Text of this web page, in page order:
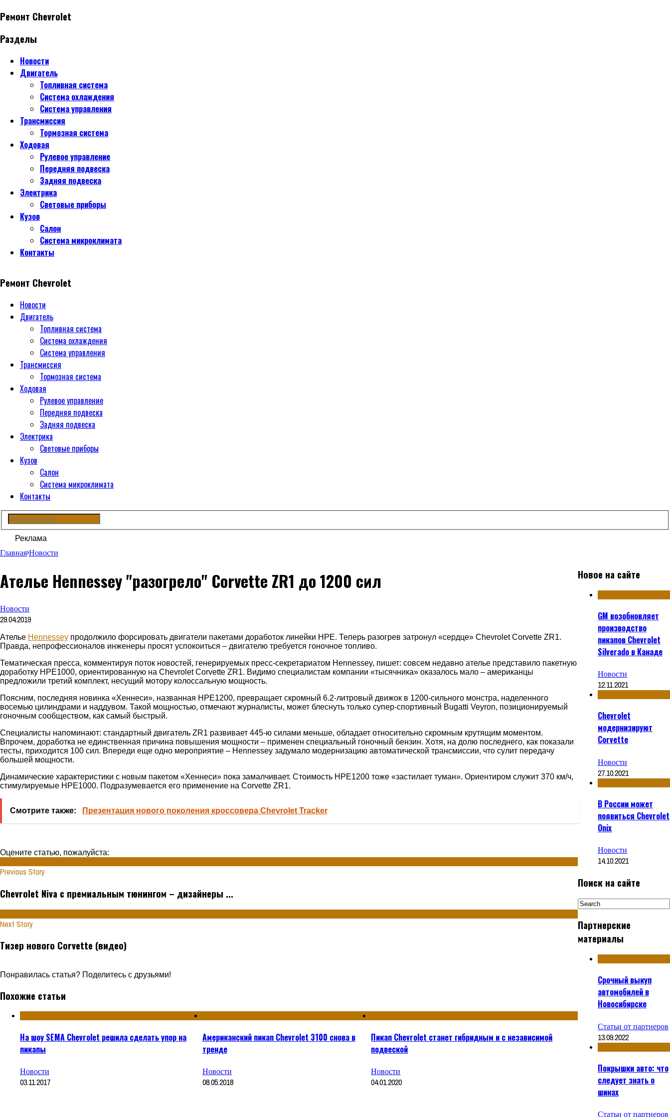
Ремонт Chevrolet
Разделы
Новости
Двигатель
Топливная система
Система охлаждения
Система управления
Трансмиссия
Тормозная система
Ходовая
Рулевое управление
Передняя подвеска
Задняя подвеска
Электрика
Световые приборы
Кузов
Салон
Система микроклимата
Контакты
Ремонт Chevrolet
Новости
Двигатель
Топливная система
Система охлаждения
Система управления
Трансмиссия
Тормозная система
Ходовая
Рулевое управление
Передняя подвеска
Задняя подвеска
Электрика
Световые приборы
Кузов
Салон
Система микроклимата
Контакты
Реклама
Главная›Новости
Ателье Hennessey "разогрело" Corvette ZR1 до 1200 сил
Новости
29.04.2019
Ателье Hennessey продолжило форсировать двигатели пакетами доработок линейки HPE. Теперь разогрев затронул «сердце» Chevrolet Corvette ZR1.
Правда, непрофессионалов инженеры просят успокоиться – двигателю требуется гоночное топливо.
Тематическая пресса, комментируя поток новостей, генерируемых пресс-секретариатом Hennessey, пишет: совсем недавно ателье представило пакетную
доработку HPE1000, ориентированную на Chevrolet Corvette ZR1. Видимо специалистам компании «тысячника» оказалось мало – американцы
предложили третий комплект, несущий мотору колоссальную мощность.
Поясним, последняя новинка «Хеннеси», названная HPE1200, превращает скромный 6.2-литровый движок в 1200-сильного монстра, наделенного
восемью цилиндрами и наддувом. Такой мощностью, отмечают журналисты, может блеснуть только супер-спортивный Bugatti Veyron, позиционируемый
гоночным сообществом, как самый быстрый.
Специалисты напоминают: стандартный двигатель ZR1 развивает 445-ю силами меньше, обладает относительно скромным крутящим моментом.
Впрочем, доработка не единственная причина повышения мощности – применен специальный гоночный бензин. Хотя, на долю последнего, как показали
тесты, приходится 100 сил. Впереди еще одно мероприятие – Hennessey задумало модернизацию автоматической трансмиссии, что сулит передачу
большей мощности.
Динамические характеристики с новым пакетом «Хеннеси» пока замалчивает. Стоимость HPE1200 тоже «застилает туман». Ориентиром служит 370 км/ч,
стимулируемые HPE1000. Подразумевается его применение на Corvette ZR1.
Смотрите также: Презентация нового поколения кроссовера Chevrolet Tracker
Оцените статью, пожалуйста:
Previous Story
Chevrolet Niva с премиальным тюнингом – дизайнеры ...
Next Story
Тизер нового Corvette (видео)
Понравилась статья? Поделитесь с друзьями!
Похожие статьи
На шоу SEMA Chevrolet решила сделать упор на
пикапы
Новости
03.11.2017
Американский пикап Chevrolet 3100 снова в
тренде
Новости
08.05.2018
Пикап Chevrolet станет гибридным и с независимой
подвеской
Новости
04.01.2020
Новое на сайте
GM возобновляет
производство
пикапов Chevrolet
Silverado в Канаде
Новости
12.11.2021
Chevrolet
модернизируют
Corvette
Новости
27.10.2021
В России может
появиться Chevrolet
Onix
Новости
14.10.2021
Поиск на сайте
Партнерские
материалы
Срочный выкуп
автомобилей в
Новосибирске
Статьи от партнеров
13.09.2022
Покрышки авто: что
следует знать о
шинах
Статьи от партнеров